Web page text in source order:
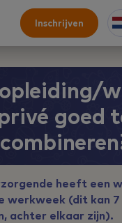
Inschrijven
goed
heeft een
werkweek (dit kan 7
achter elkaar zijn).